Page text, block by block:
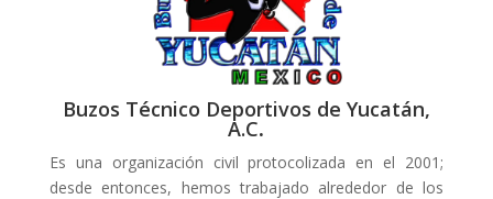
Buzos Técnico Deportivos de Yucatán,
A.C.
Es una organización civil protocolizada en el 2001;
desde entonces, hemos trabajado alrededor de los